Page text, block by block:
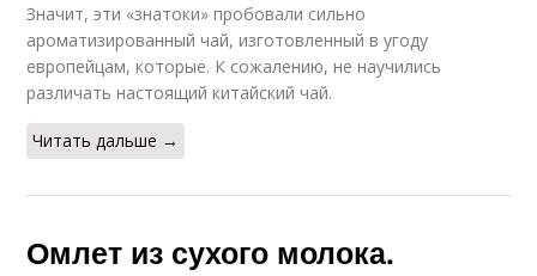
Значит, эти «знатоки» пробовали сильно
ароматизированный чай, изготовленный в угоду
европейцам, которые. К сожалению, не научились
различать настоящий китайский чай.
Читать дальше →
Омлет из сухого молока.